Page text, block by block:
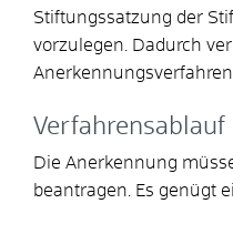
Stiftungssatzung der
vorzulegen. Dadurch
Anerkennungsverfahren.
Verfahrensablauf
Die Anerkennung
beantragen. Es genügt